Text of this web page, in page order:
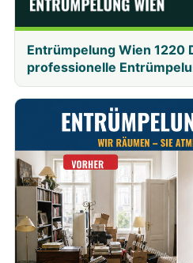
Entrümpelung Wien 1220
professionelle